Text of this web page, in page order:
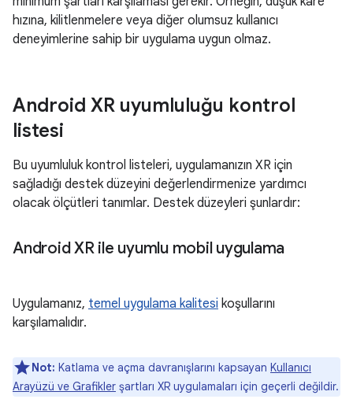
hızına, kilitlenmelere veya diğer olumsuz kullanıcı
deneyimlerine sahip bir uygulama uygun olmaz.
Android XR uyumluluğu kontrol
listesi
Bu uyumluluk kontrol listeleri, uygulamanızın XR için
sağladığı destek düzeyini değerlendirmenize yardımcı
olacak ölçütleri tanımlar. Destek düzeyleri şunlardır:
Android XR ile uyumlu mobil uygulama
Uygulamanız, temel uygulama kalitesi koşullarını
karşılamalıdır.
Not: Katlama ve açma davranışlarını kapsayan Kullanıcı
Arayüzü ve Grafikler şartları XR uygulamaları için geçerli değildir.